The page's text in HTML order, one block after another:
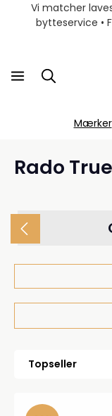
Vi matcher
bytteservice •
Mærker
Rado True